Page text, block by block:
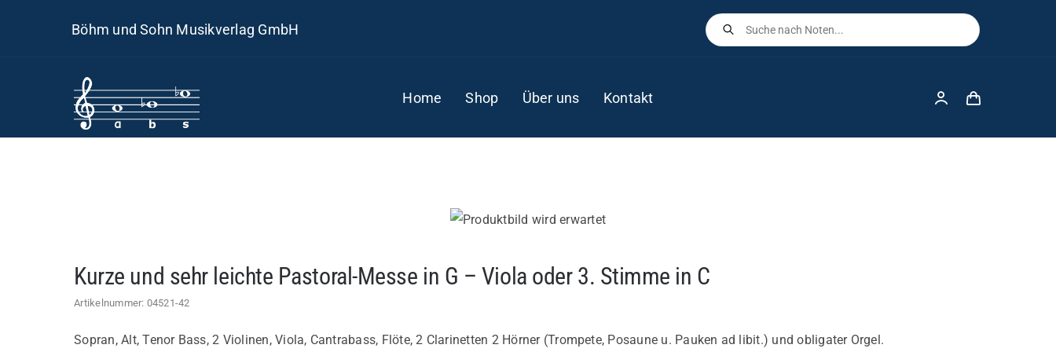
Böhm und Sohn Musikverlag GmbH
Products
search
Home Shop Über uns Kontakt
Kurze und sehr leichte Pastoral-Messe in G – Viola oder 3. Stimme in C
Artikelnummer: 04521-42
Sopran, Alt, Tenor Bass, 2 Violinen, Viola, Cantrabass, Flöte, 2 Clarinetten 2 Hörner (Trompete, Posaune u. Pauken ad libit.) und obligater Orgel.